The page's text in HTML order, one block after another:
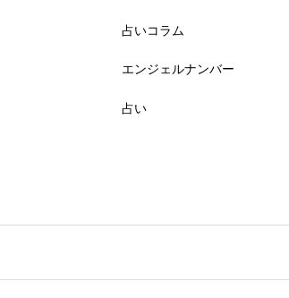
占いコラム
エンジェルナンバー
占い